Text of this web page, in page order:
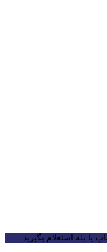
یا بله استعلام بگیرید